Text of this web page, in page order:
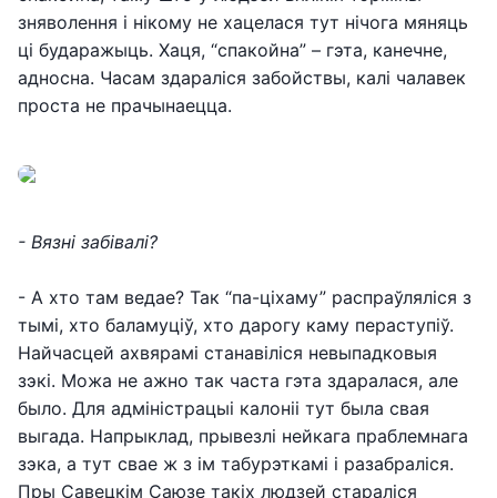
зняволення і нікому не хацелася тут нічога мяняць
ці бударажыць. Хаця, “спакойна” – гэта, канечне,
адносна. Часам здараліся забойствы, калі чалавек
проста не прачынаецца.
- Вязні забівалі?
- А хто там ведае? Так “па-ціхаму” распраўляліся з
тымі, хто баламуціў, хто дарогу каму пераступіў.
Найчасцей ахвярамі станавіліся невыпадковыя
зэкі. Можа не ажно так часта гэта здаралася, але
было. Для адміністрацыі калоніі тут была свая
выгада. Напрыклад, прывезлі нейкага праблемнага
зэка, а тут свае ж з ім табурэткамі і разабраліся.
Пры Савецкім Саюзе такіх людзей стараліся